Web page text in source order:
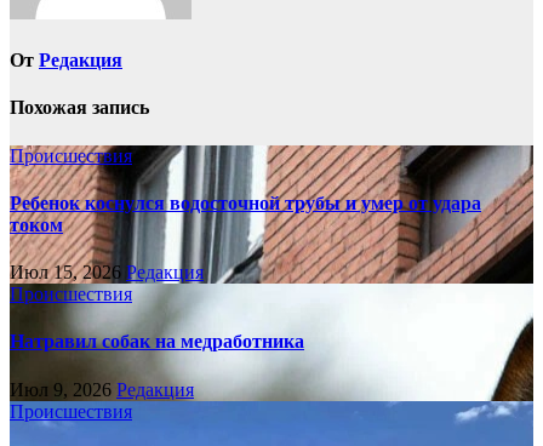
От Редакция
Похожая запись
Происшествия
Ребенок коснулся водосточной трубы и умер от удара
током
Июл 15, 2026 Редакция
Происшествия
Натравил собак на медработника
Июл 9, 2026 Редакция
Происшествия